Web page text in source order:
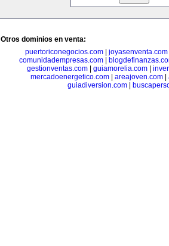
Otros dominios en venta:
puertoriconegocios.com
joyasenventa.com
comunidadempresas.com|
gestionventas.com| guiamorelia.com|
mercadoenergetico.com| areajoven.com|
guiadiversion.com